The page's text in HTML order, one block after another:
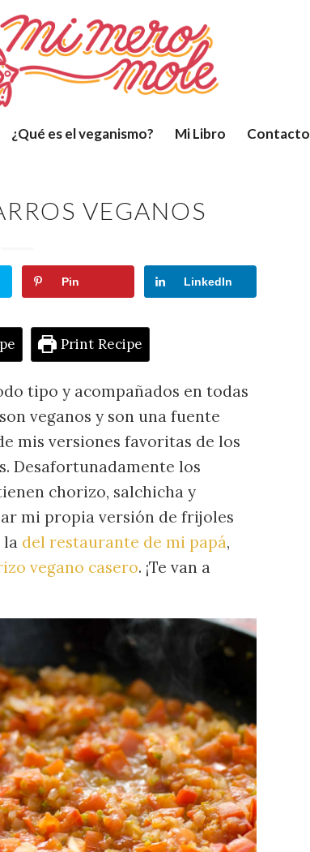
¿Qué es el veganismo? Mi Libro Contacto
VEGANOS
Pin LinkedIn
Print Recipe
tipo y acompañados en todas
veganos y son una fuente
mis versiones favoritas de los
Desafortunadamente los
chorizo, salchicha y
mi propia versión de frijoles
la del restaurante de mi papá,
vegano casero. ¡Te van a